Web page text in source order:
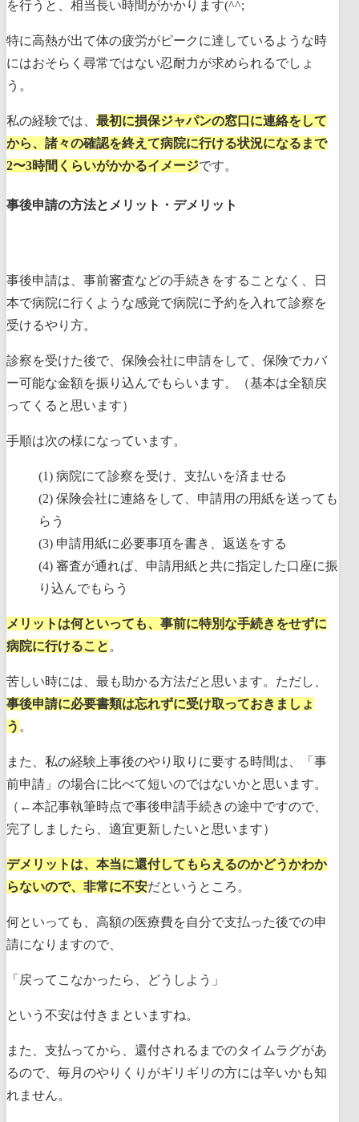
を行うと、相当長い時間がかかります(^^;
特に高熱が出て体の疲労がピークに達しているような時
にはおそらく尋常ではない忍耐力が求められるでしょ
う。
私の経験では、 最初に損保ジャパンの窓口に連絡をして
から、諸々の確認を終えて病院に行ける状況になるまで
2〜3時間くらいがかかるイメージです。
事後申請の方法とメリット・デメリット
事後申請は、事前審査などの手続きをすることなく、日
本で病院に行くような感覚で病院に予約を入れて診察を
受けるやり方。
診察を受けた後で、保険会社に申請をして、保険でカバ
ー可能な金額を振り込んでもらいます。（基本は全額戻
ってくると思います）
手順は次の様になっています。
病院にて診察を受け、支払いを済ませる
保険会社に連絡をして、申請用の用紙を送っても
らう
申請用紙に必要事項を書き、返送をする
審査が通れば、申請用紙と共に指定した口座に振
り込んでもらう
メリットは何といっても、事前に特別な手続きをせずに
病院に行けること 。
苦しい時には、最も助かる方法だと思います。ただし、
事後申請に必要書類は忘れずに受け取っておきましょ
う 。
また、私の経験上事後のやり取りに要する時間は、「事
前申請」の場合に比べて短いのではないかと思います。
（←本記事執筆時点で事後申請手続きの途中ですので、
完了しましたら、適宜更新したいと思います）
デメリットは、本当に還付してもらえるのかどうかわか
らないので、非常に不安だというところ。
何といっても、高額の医療費を自分で支払った後での申
請になりますので、
「戻ってこなかったら、どうしよう」
という不安は付きまといますね。
また、支払ってから、還付されるまでのタイムラグがあ
るので、毎月のやりくりがギリギリの方には辛いかも知
れません。